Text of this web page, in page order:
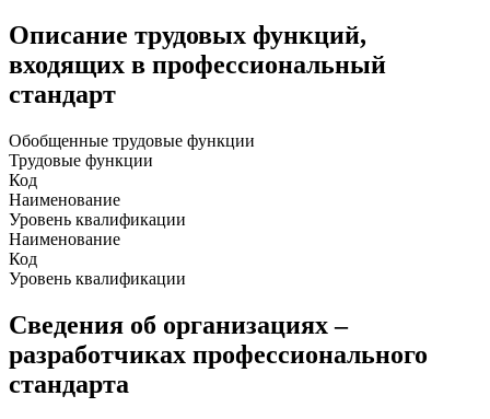
Описание трудовых функций,
входящих в профессиональный
стандарт
Обобщенные трудовые функции
Трудовые функции
Код
Наименование
Уровень квалификации
Наименование
Код
Уровень квалификации
Сведения об организациях –
разработчиках профессионального
стандарта